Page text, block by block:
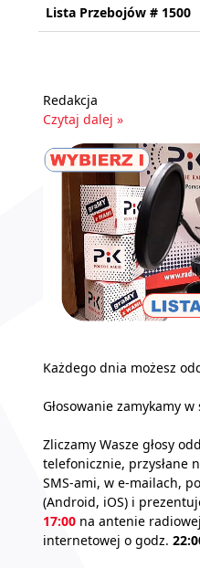
Lista Przebojów # 1500
Redakcja
Czytaj dalej »
Każdego dnia możesz
Głosowanie zamykamy
Zliczamy Wasze głosy
telefonicznie, przysłane
SMS-ami, w e-mailach,
(Android, iOS) i
17:00 na antenie
internetowej o godz.